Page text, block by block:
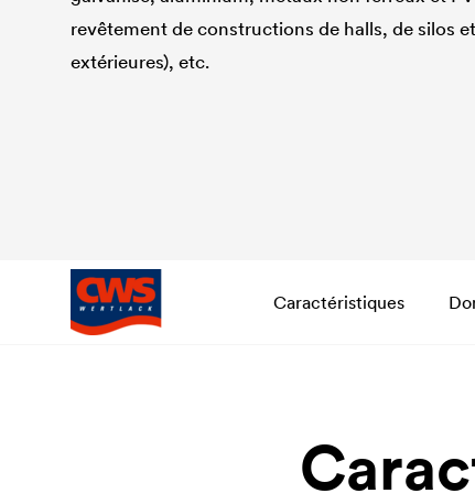
revêtement de constructions de halls, de silos
extérieures), etc.
Caractéristiques